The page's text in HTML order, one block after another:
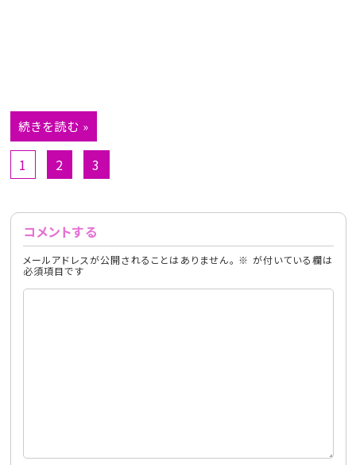
続きを読む »
1 2 3
コメントする
メールアドレスが公開されることはありません。 ※ が付いている欄は
必須項目です